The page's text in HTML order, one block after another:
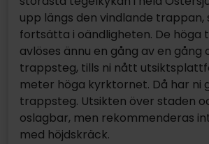
upp längs den vindlande trappan,
fortsätta i oändligheten. De höga
avlöses ännu en gång av en gång
trappsteg, tills ni nått
meter höga kyrktornet. Då har ni
trappsteg. Utsikten över staden
oslagbar, men rekommenderas
med höjdskräck.